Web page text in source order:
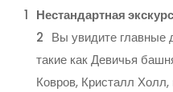
Нестандартная
Вы увидите главные
такие как Девичья
Ковров, Кристалл Холл,